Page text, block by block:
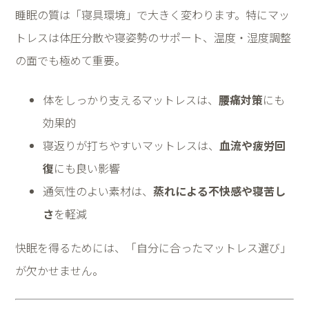
睡眠の質は「寝具環境」で大きく変わります。特にマッ
トレスは体圧分散や寝姿勢のサポート、温度・湿度調整
の面でも極めて重要。
体をしっかり支えるマットレスは、 腰痛対策にも
効果的
寝返りが打ちやすいマットレスは、 血流や疲労回
復にも良い影響
通気性のよい素材は、 蒸れによる不快感や寝苦し
さを軽減
快眠を得るためには、「自分に合ったマットレス選び」
が欠かせません。